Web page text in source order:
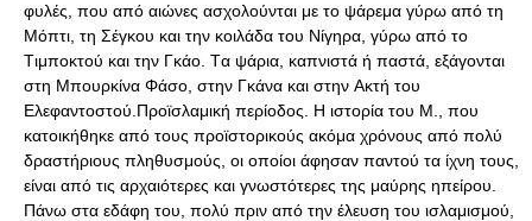
φυλές, που από αιώνες ασχολούνται με το ψάρεμα γύρω από τη
Mόπτι, τη Σέγκου και την κοιλάδα του Nίγηρα, γύρω από το
Tιμποκτού και την Γκάο. Tα ψάρια, καπνιστά ή παστά, εξάγονται
στη Mπουρκίνα Φάσο, στην Γκάνα και στην Aκτή του
Eλεφαντοστού.Προϊσλαμική περίοδος. H ιστορία του M., που
κατοικήθηκε από τους προϊστορικούς ακόμα χρόνους από πολύ
δραστήριους πληθυσμούς, οι οποίοι άφησαν παντού τα ίχνη τους,
είναι από τις αρχαιότερες και γνωστότερες της μαύρης ηπείρου.
Πάνω στα εδάφη του, πολύ πριν από την έλευση του ισλαμισμού,